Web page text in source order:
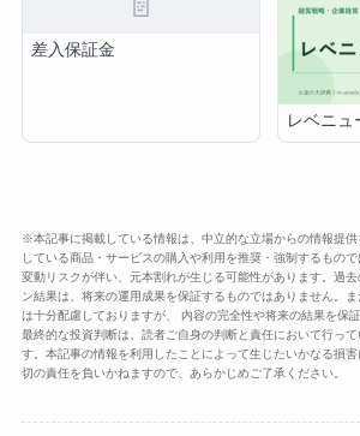
差入保証金
レベニュ
※本記事に掲載している情報は、中立的な立場からの情報提
している商品・サービスの購入や利用を推奨・強制するもの
変動リスクが伴い、元本割れが生じる可能性があります。過
ン結果は、将来の運用成果を保証するものではありません。
は十分配慮しておりますが、 内容の完全性や将来の結果を保
最終的な投資判断は、読者ご自身の判断と責任において行っ
す。本記事の情報を利用したことによって生じたいかなる損
切の責任を負いかねますので、あらかじめご了承ください。